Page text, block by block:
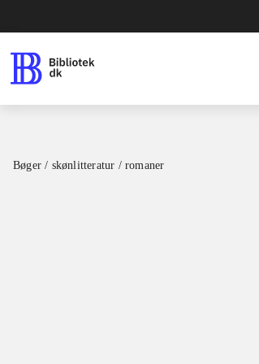
Bøger / skønlitteratur / romaner